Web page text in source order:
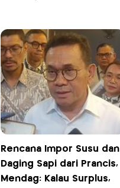
Rencana Impor Susu dan
Daging Sapi dari Prancis,
Mendag: Kalau Surplus,